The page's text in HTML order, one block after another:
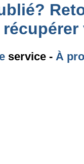
service - À